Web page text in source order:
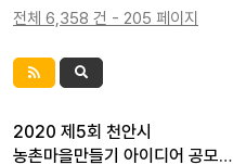
전체 6,358 건 - 205 페이지
2020 제5회 천안시
농촌마을만들기 아이디어 공모전